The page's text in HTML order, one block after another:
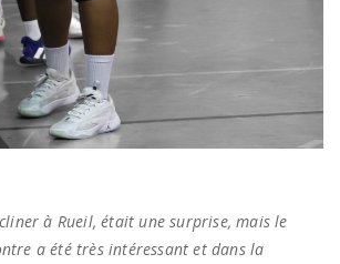
à Rueil, était une surprise, mais le
a été très intéressant et dans la